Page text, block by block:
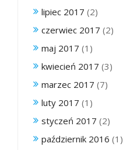
lipiec 2017 (2)
czerwiec 2017 (2)
maj 2017 (1)
kwiecień 2017 (3)
marzec 2017 (7)
luty 2017 (1)
styczeń 2017 (2)
październik 2016 (1)